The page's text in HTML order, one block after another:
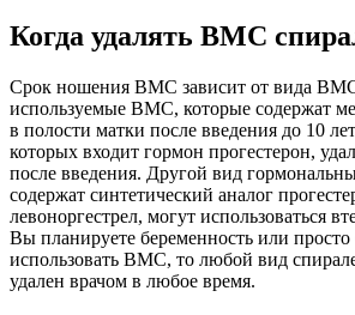
Когда удалять ВМС
Срок ношения ВМС зависит от вида
используемые ВМС, которые содержат
в полости матки после введения до 10
которых входит гормон прогестерон,
после введения. Другой вид
содержат синтетический аналог
левоноргестрел, могут использоваться
Вы планируете беременность или просто
использовать ВМС, то любой вид
удален врачом в любое время.